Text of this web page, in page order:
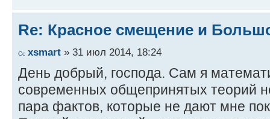
Re: Красное смещение и
xsmart » 31 июл 2014, 18:24
День добрый, господа. Сам я
современных общепринятых теорий
пара фактов, которые не дают мне